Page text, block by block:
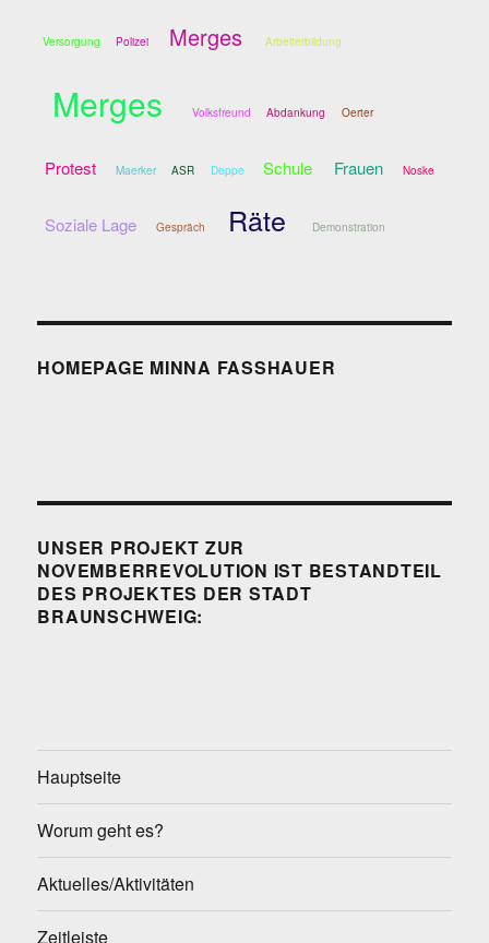
Versorgung Polizei Merges Arbeiterbildung
Merges Volksfreund Abdankung Oerter
Protest Maerker ASR Deppe Schule Frauen Noske
Soziale Lage Gespräch Räte Demonstration
HOMEPAGE MINNA FASSHAUER
UNSER PROJEKT ZUR
NOVEMBERREVOLUTION IST BESTANDTEIL
DES PROJEKTES DER STADT
BRAUNSCHWEIG:
Hauptseite
Worum geht es?
Aktuelles/Aktivitäten
Zeitleiste